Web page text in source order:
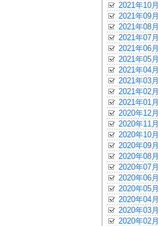
2021年10月
2021年09月
2021年08月
2021年07月
2021年06月
2021年05月
2021年04月
2021年03月
2021年02月
2021年01月
2020年12月
2020年11月
2020年10月
2020年09月
2020年08月
2020年07月
2020年06月
2020年05月
2020年04月
2020年03月
2020年02月